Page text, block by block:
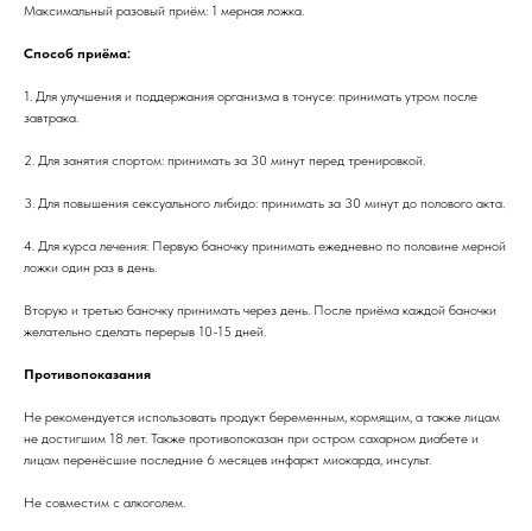
Максимальный разовый приём: 1 мерная ложка.
Способ приёма:
1. Для улучшения и поддержания организма в тонусе: принимать утром после
завтрака.
2. Для занятия спортом: принимать за 30 минут перед тренировкой.
3. Для повышения сексуального либидо: принимать за 30 минут до полового акта.
4. Для курса лечения: Первую баночку принимать ежедневно по половине мерной
ложки один раз в день.
Вторую и третью баночку принимать через день. После приёма каждой баночки
желательно сделать перерыв 10-15 дней.
Противопоказания
Не рекомендуется использовать продукт беременным, кормящим, а также лицам
не достигшим 18 лет. Также противопоказан при остром сахарном диабете и
лицам перенёсшие последние 6 месяцев инфаркт миокарда, инсульт.
Не совместим с алкоголем.